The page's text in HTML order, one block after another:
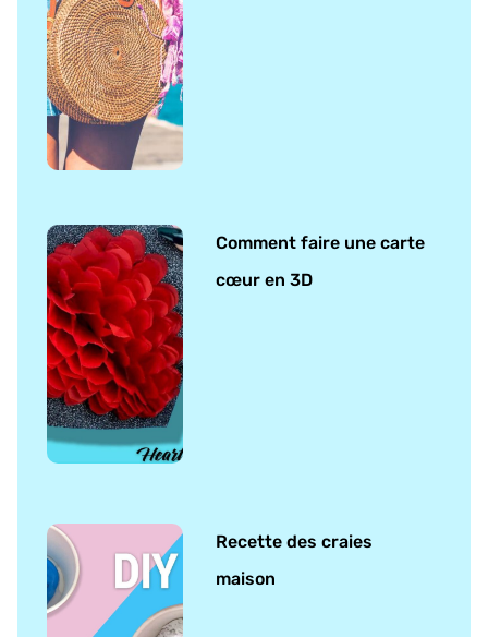
Comment faire une carte
cœur en 3D
Recette des craies
maison